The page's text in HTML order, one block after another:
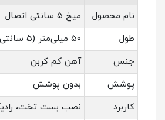
نام محصول
میخ ۵ سانتی اتصال
طول
۵۰ میلی‌متر (۵ سانتی‌متر)
جنس
آهن کم کربن
پوشش
بدون پوشش
کاربرد
نصب بست تخت،